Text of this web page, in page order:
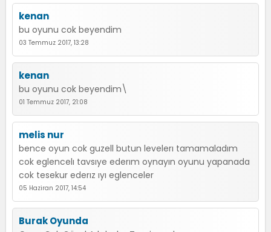
kenan
bu oyunu cok beyendim
03 Temmuz 2017, 13:28
kenan
bu oyunu cok beyendim\
01 Temmuz 2017, 21:08
melis nur
bence oyun cok guzell butun levelerı tamamaladım
cok eglencelı tavsıye ederım oynayın oyunu yapanada
cok tesekur ederız ıyı eglenceler
05 Haziran 2017, 14:54
Burak Oyunda